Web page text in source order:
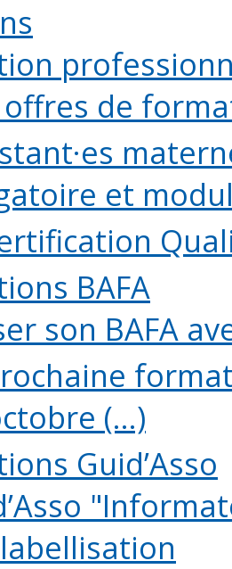
offres de
et
BAFA
son BAFA
(...)
Guid’Asso